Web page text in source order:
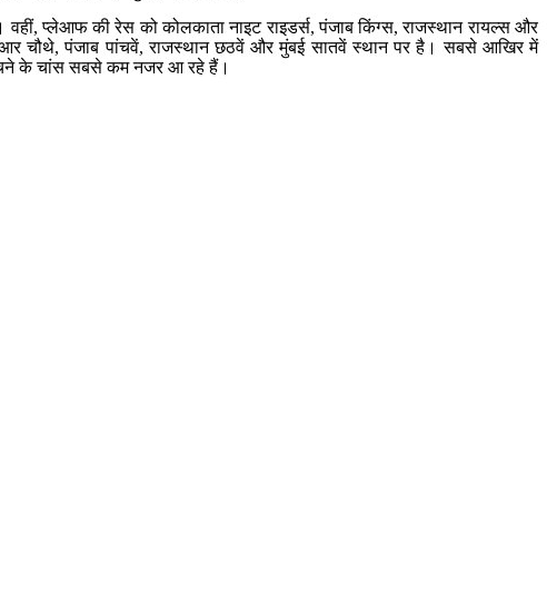
प्लेआफ की रेस को कोलकाता नाइट राइडर्स, पंजाब किंग्स, राजस्थान रायल्स और
चौथे, पंजाब पांचवें, राजस्थान छठवें और मुंबई सातवें स्थान पर है। सबसे आखिर में
के चांस सबसे कम नजर आ रहे हैं।